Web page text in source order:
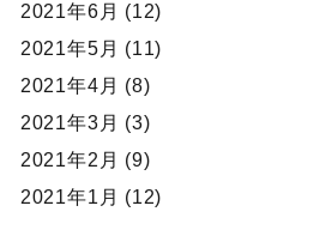
2021年6月 (12)
2021年5月 (11)
2021年4月 (8)
2021年3月 (3)
2021年2月 (9)
2021年1月 (12)